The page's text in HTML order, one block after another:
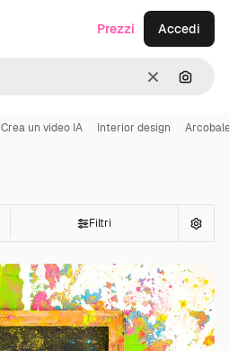
CancellaCerca
Prezzi Accedi
Crea un video IA Interior design
Filtri